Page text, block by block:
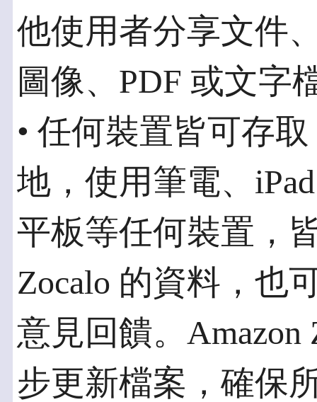
他使用者分享文件
圖像、PDF 或文字
• 任何裝置皆可存
地，使用筆電、
平板等任何裝置，
Zocalo 的資料，也
意見回饋。Amazon
步更新檔案，確保